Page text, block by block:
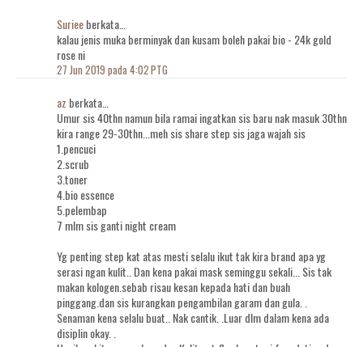
Surieeberkata…
kalau jenis muka berminyak dan kusam boleh pakai bio - 24k gold
rose ni
27 Jun 2019 pada 4:02 PTG
az berkata…
Umur sis 40thn namun bila ramai ingatkan sis baru nak masuk 30thn
kira range 29-30thn...meh sis share step sis jaga wajah sis
1.pencuci
2.scrub
3.toner
4.bio essence
5.pelembap
7 mlm sis ganti night cream
Yg penting step kat atas mesti selalu ikut tak kira brand apa yg
serasi ngan kulit.. Dan kena pakai mask seminggu sekali... Sis tak
makan kologen.sebab risau kesan kepada hati dan buah
pinggang.dan sis kurangkan pengambilan garam dan gula. .
Senaman kena selalu buat.. Nak cantik. .Luar dlm dalam kena ada
disiplin okay. .